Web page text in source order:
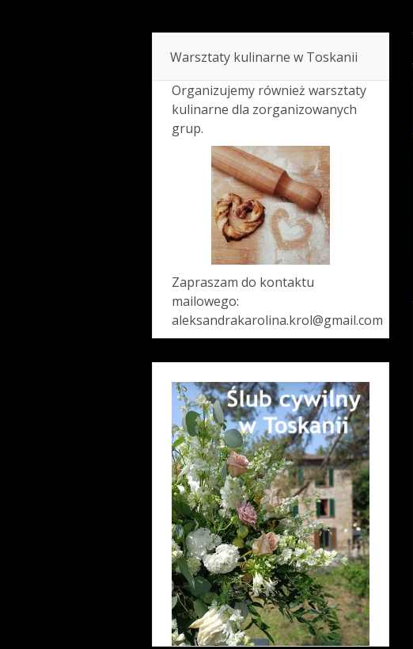
Warsztaty kulinarne w Toskanii
Organizujemy również warsztaty
kulinarne dla zorganizowanych
grup.
Zapraszam do kontaktu
mailowego:
aleksandrakarolina.krol@gmail.com